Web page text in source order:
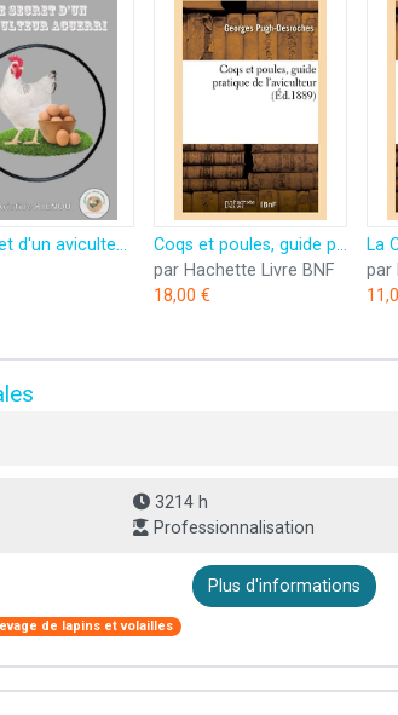
Le secret d'un aviculteur aguerri
Coqs et poules, guide pratique de l'aviculteur
par Hachette Livre BNF
18,00 €
par
3214 h
Professionnalisation
Plus d'informations
de lapins et volailles